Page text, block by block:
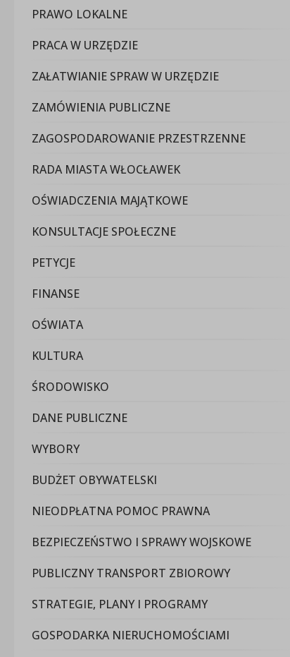
PRAWO LOKALNE
PRACA W URZĘDZIE
ZAŁATWIANIE SPRAW W URZĘDZIE
ZAMÓWIENIA PUBLICZNE
ZAGOSPODAROWANIE PRZESTRZENNE
RADA MIASTA WŁOCŁAWEK
OŚWIADCZENIA MAJĄTKOWE
KONSULTACJE SPOŁECZNE
PETYCJE
FINANSE
OŚWIATA
KULTURA
ŚRODOWISKO
DANE PUBLICZNE
WYBORY
BUDŻET OBYWATELSKI
NIEODPŁATNA POMOC PRAWNA
BEZPIECZEŃSTWO I SPRAWY WOJSKOWE
PUBLICZNY TRANSPORT ZBIOROWY
STRATEGIE, PLANY I PROGRAMY
GOSPODARKA NIERUCHOMOŚCIAMI